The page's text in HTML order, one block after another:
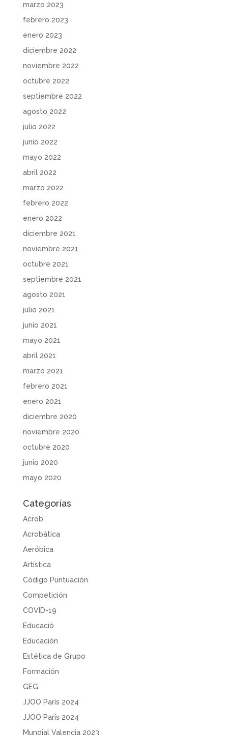
marzo 2023
febrero 2023
enero 2023
diciembre 2022
noviembre 2022
octubre 2022
septiembre 2022
agosto 2022
julio 2022
junio 2022
mayo 2022
abril 2022
marzo 2022
febrero 2022
enero 2022
diciembre 2021
noviembre 2021
octubre 2021
septiembre 2021
agosto 2021
julio 2021
junio 2021
mayo 2021
abril 2021
marzo 2021
febrero 2021
enero 2021
diciembre 2020
noviembre 2020
octubre 2020
junio 2020
mayo 2020
Categorías
Acrob
Acrobática
Aeróbica
Artística
Código Puntuación
Competición
COVID-19
Educació
Educación
Estética de Grupo
Formación
GEG
JJOO París 2024
JJOO París 2024
Mundial Valencia 2023